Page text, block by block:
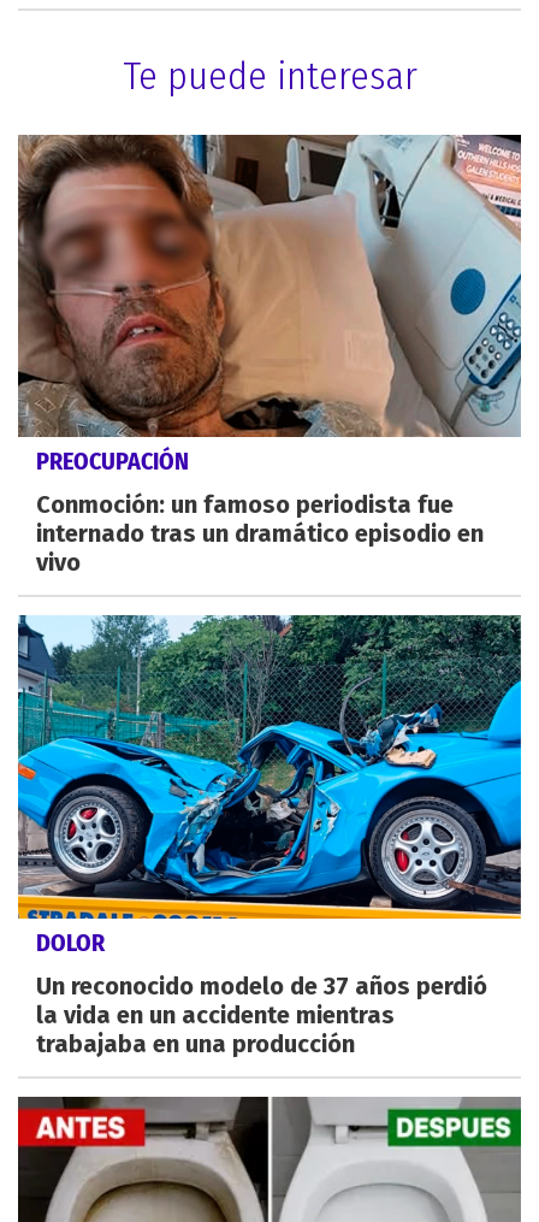
Te puede interesar
PREOCUPACIÓN
Conmoción: un famoso periodista fue
internado tras un dramático episodio en
vivo
DOLOR
Un reconocido modelo de 37 años perdió
la vida en un accidente mientras
trabajaba en una producción